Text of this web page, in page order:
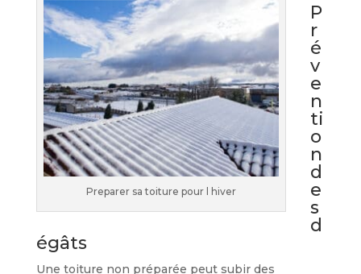
Preparer sa toiture pour l hiver
P
r
é
v
e
n
ti
o
n
d
e
s
d
égâts
Une toiture non préparée peut subir des